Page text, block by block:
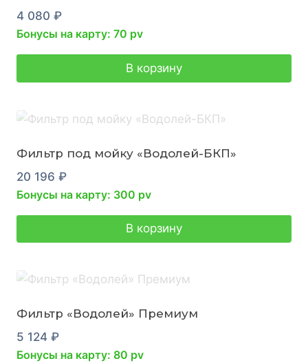
4 080 ₽
Бонусы на карту: 70 pv
В корзину
Фильтр под мойку «Водолей-БКП»
20 196 ₽
Бонусы на карту: 300 pv
В корзину
Фильтр «Водолей» Премиум
5 124 ₽
Бонусы на карту: 80 pv